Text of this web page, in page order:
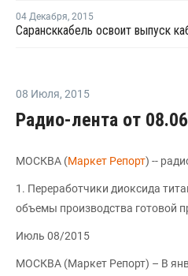
04 Декабря, 2015
08 Июля, 2015
Радио-лента от
МОСКВА (Маркет Репорт) --
1. Переработчики диоксида
объемы производства готовой
Июль 08/2015
МОСКВА (Маркет Репорт) – В